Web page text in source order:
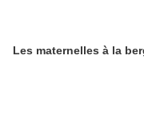
Les maternelles à la